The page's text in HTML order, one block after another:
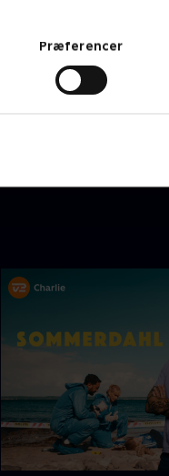
Præferencer